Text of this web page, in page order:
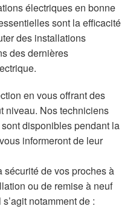
électriques en bonne
sont la efficacité
des installations
des dernières
en vous offrant des
niveau. Nos techniciens
disponibles pendant la
informeront de leur
de vos proches à
ou de remise à neuf
notamment de :